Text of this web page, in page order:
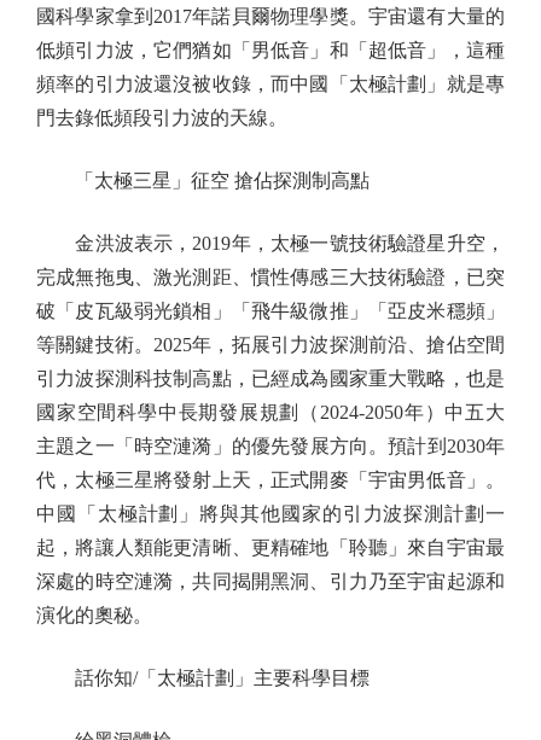
國科學家拿到2017年諾貝爾物理學獎。宇宙還有大量的
低頻引力波，它們猶如「男低音」和「超低音」，這種
頻率的引力波還沒被收錄，而中國「太極計劃」就是專
門去錄低頻段引力波的天線。
「太極三星」征空 搶佔探測制高點
金洪波表示，2019年，太極一號技術驗證星升空，
完成無拖曳、激光測距、慣性傳感三大技術驗證，已突
破「皮瓦級弱光鎖相」「飛牛級微推」「亞皮米穩頻」
等關鍵技術。2025年，拓展引力波探測前沿、搶佔空間
引力波探測科技制高點，已經成為國家重大戰略，也是
國家空間科學中長期發展規劃（2024-2050年）中五大
主題之一「時空漣漪」的優先發展方向。預計到2030年
代，太極三星將發射上天，正式開麥「宇宙男低音」。
中國「太極計劃」將與其他國家的引力波探測計劃一
起，將讓人類能更清晰、更精確地「聆聽」來自宇宙最
深處的時空漣漪，共同揭開黑洞、引力乃至宇宙起源和
演化的奧秘。
話你知/「太極計劃」主要科學目標